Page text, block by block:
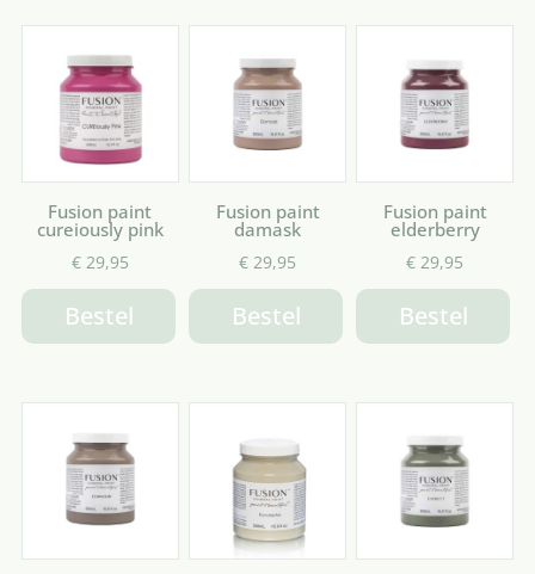
Fusion paint
cureiously pink
€29,95
Bestel
Fusion paint
damask
€ 29,95
Bestel
Fusion paint
elderberry
€ 29,95
Bestel